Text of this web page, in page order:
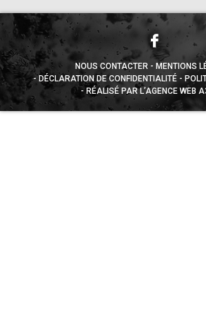
NOUS CONTACTER
MENTIONS
DÉCLARATION DE CONFIDENTIALITÉ
RÉALISÉ PAR L’AGENCE WEB